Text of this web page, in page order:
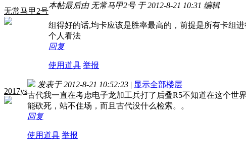
无常马甲2号
本帖最后由 无常马甲2号 于 2012-8-21 10:31 编辑
组得好的话,均卡应该是胜率最高的，前提是所有卡组
个人看法
回复
使用道具 举报
2017ys
发表于 2012-8-21 10:52:23 | 显示全部楼层
古代我一直在考虑电子龙加工兵打了后叠R5不知道在这个世
能砍死，站不住场，而且古代没什么检索。。
回复
使用道具 举报